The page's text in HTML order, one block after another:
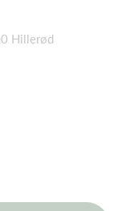
Hillerød